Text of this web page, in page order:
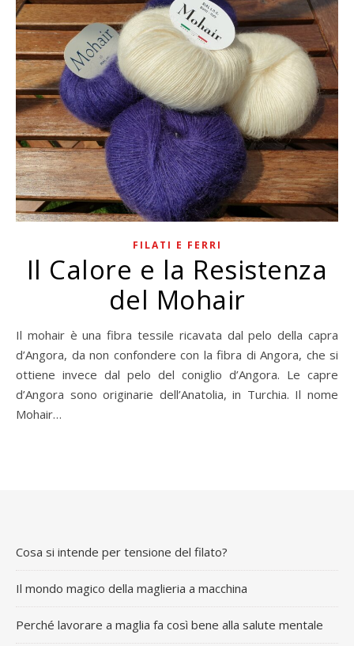
FILATI E FERRI
Il Calore e la Resistenza
del Mohair
Il mohair è una fibra tessile ricavata dal pelo della capra
d’Angora, da non confondere con la fibra di Angora, che si
ottiene invece dal pelo del coniglio d’Angora. Le capre
d’Angora sono originarie dell’Anatolia, in Turchia. Il nome
Mohair…
Cosa si intende per tensione del filato?
Il mondo magico della maglieria a macchina
Perché lavorare a maglia fa così bene alla salute mentale